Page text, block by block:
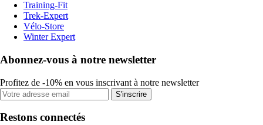
Training-Fit
Trek-Expert
Vélo-Store
Winter Expert
Abonnez-vous à notre newsletter
Profitez de -10% en vous inscrivant à notre newsletter
S'inscrire
Restons connectés